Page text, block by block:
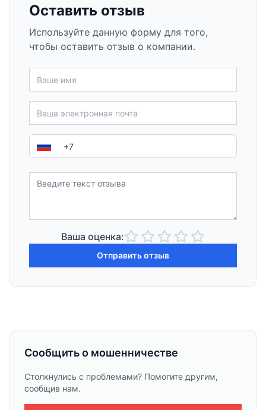
Оставить отзыв
Используйте данную форму для того,
чтобы оставить отзыв о компании.
Ваша оценка:
Отправить отзыв
Сообщить о мошенничестве
Столкнулись с проблемами? Помогите другим,
сообщив нам.